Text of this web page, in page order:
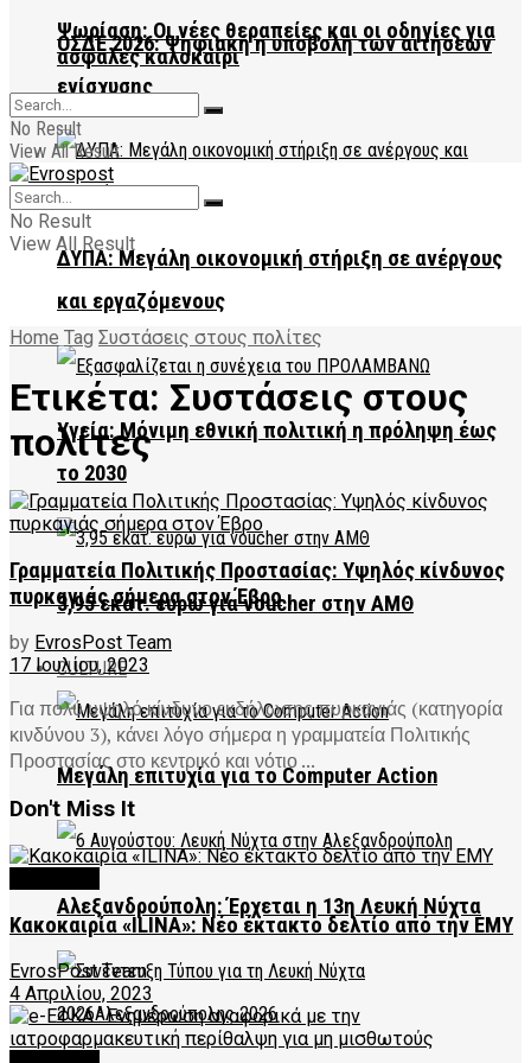
ΟΣΔΕ 2026: Ψηφιακή η υποβολή των αιτήσεων
ενίσχυσης
ΔΥΠΑ: Μεγάλη οικονομική στήριξη σε ανέργους
και εργαζόμενους
Υγεία: Μόνιμη εθνική πολιτική η πρόληψη έως
το 2030
3,95 εκατ. ευρώ για voucher στην ΑΜΘ
CULTURE
Μεγάλη επιτυχία για το Computer Action
Αλεξανδρούπολη: Έρχεται η 13η Λευκή Νύχτα
Ψωρίαση: Οι νέες θεραπείες και οι οδηγίες για
ασφαλές καλοκαίρι
No Result
View All Result
No Result
View All Result
Home Tag Συστάσεις στους πολίτες
Ετικέτα: Συστάσεις στους
πολίτες
Γραμματεία Πολιτικής Προστασίας: Υψηλός κίνδυνος
πυρκαγιάς σήμερα στον Έβρο
by EvrosPost Team
17 Ιουλίου, 2023
Για πολύ υψηλό κίνδυνο εκδήλωσης πυρκαγιάς (κατηγορία
κινδύνου 3), κάνει λόγο σήμερα η γραμματεία Πολιτικής
Προστασίας στο κεντρικό και νότιο ...
Don't Miss It
Κακοκαιρία «ILINA»: Νέο έκτακτο δελτίο από την ΕΜΥ
EvrosPost Team
4 Απριλίου, 2023